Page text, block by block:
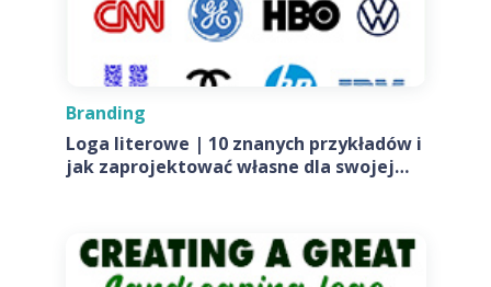
Branding
Loga literowe | 10 znanych przykładów i
jak zaprojektować własne dla swojej